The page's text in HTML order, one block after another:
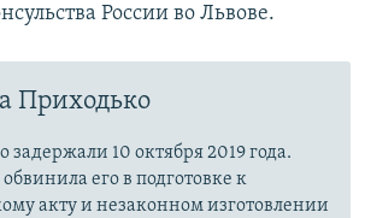
России во Львове.
Приходько
задержали 10 октября 2019 года.
его в подготовке к
акту и незаконном изготовлении